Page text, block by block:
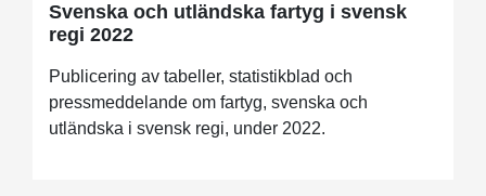
Svenska och utländska fartyg i svensk
regi 2022
Publicering av tabeller, statistikblad och
pressmeddelande om fartyg, svenska och
utländska i svensk regi, under 2022.